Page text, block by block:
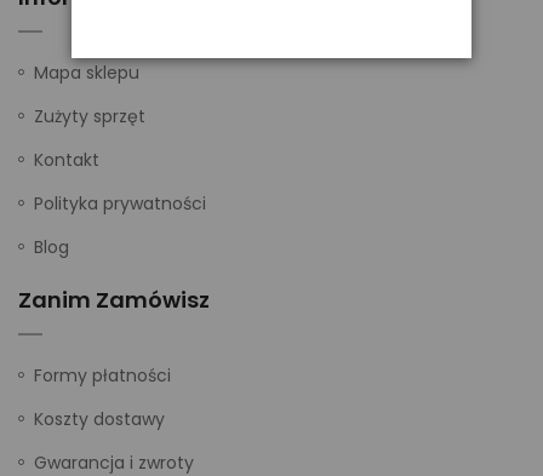
Mapa sklepu
Zużyty sprzęt
Kontakt
Polityka prywatności
Blog
Zanim Zamówisz
Formy płatności
Koszty dostawy
Gwarancja i zwroty